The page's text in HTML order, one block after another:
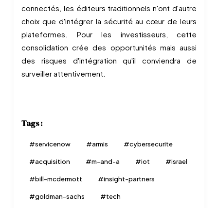
connectés, les éditeurs traditionnels n'ont d'autre
choix que d'intégrer la sécurité au cœur de leurs
plateformes. Pour les investisseurs, cette
consolidation crée des opportunités mais aussi
des risques d'intégration qu'il conviendra de
surveiller attentivement.
Tags :
#servicenow #armis #cybersecurite
#acquisition #m-and-a #iot #israel
#bill-mcdermott #insight-partners
#goldman-sachs #tech